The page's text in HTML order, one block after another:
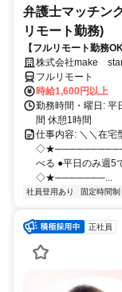
弁護士マッチン
リモート勤務)
【フルリモート勤務
ルが身につく営業職
株式会社make
フルリモート
時給1,600円以上
勤務時間・曜日: 平
間 休憩1時間
仕事内容: ＼＼在宅
べる ●平日のみ週5
◇★───────...
社員登用あり 固定時間制
正社員